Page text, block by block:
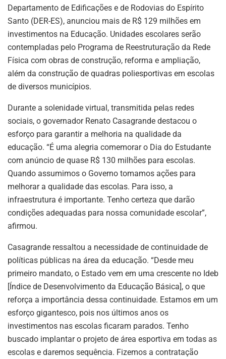
Departamento de Edificações e de Rodovias do Espírito
Santo (DER-ES), anunciou mais de R$ 129 milhões em
investimentos na Educação. Unidades escolares serão
contempladas pelo Programa de Reestruturação da Rede
Física com obras de construção, reforma e ampliação,
além da construção de quadras poliesportivas em escolas
de diversos municípios.
Durante a solenidade virtual, transmitida pelas redes
sociais, o governador Renato Casagrande destacou o
esforço para garantir a melhoria na qualidade da
educação. “É uma alegria comemorar o Dia do Estudante
com anúncio de quase R$ 130 milhões para escolas.
Quando assumimos o Governo tomamos ações para
melhorar a qualidade das escolas. Para isso, a
infraestrutura é importante. Tenho certeza que darão
condições adequadas para nossa comunidade escolar”,
afirmou.
Casagrande ressaltou a necessidade de continuidade de
políticas públicas na área da educação. “Desde meu
primeiro mandato, o Estado vem em uma crescente no Ideb
[Índice de Desenvolvimento da Educação Básica], o que
reforça a importância dessa continuidade. Estamos em um
esforço gigantesco, pois nos últimos anos os
investimentos nas escolas ficaram parados. Tenho
buscado implantar o projeto de área esportiva em todas as
escolas e daremos sequência. Fizemos a contratação